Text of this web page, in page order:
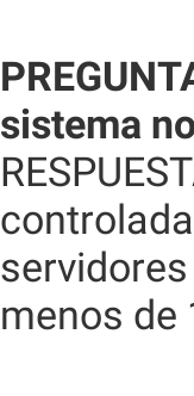
sistema
menos de